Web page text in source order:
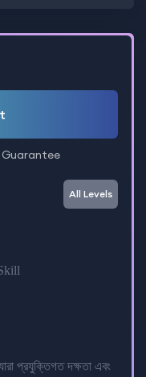
All Levels
প্রযুক্তিগত দক্ষতা এবং